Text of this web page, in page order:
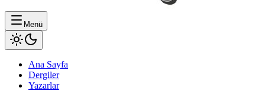
Menü
Ana Sayfa
Dergiler
Yazarlar